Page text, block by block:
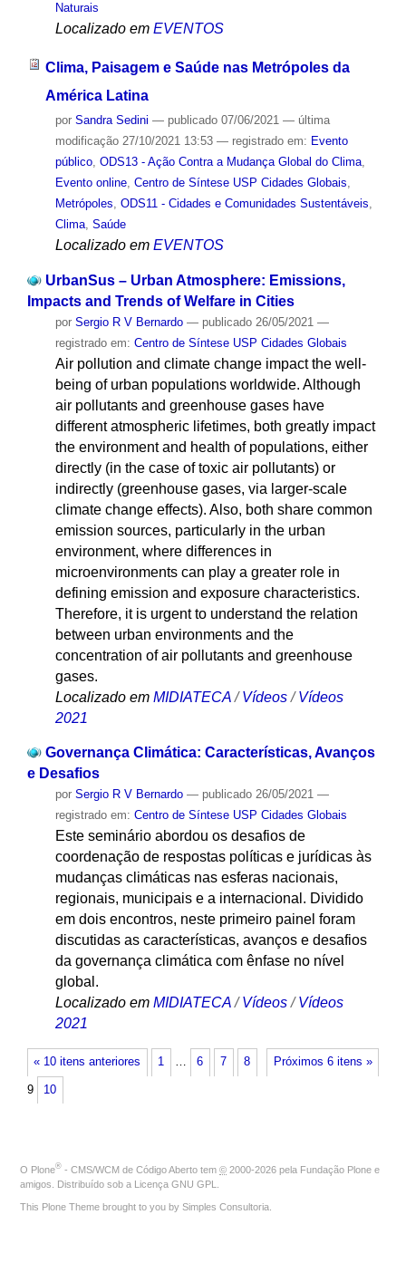
Naturais
Localizado em EVENTOS
Clima, Paisagem e Saúde nas Metrópoles da
América Latina
por Sandra Sedini — publicado07/06/2021 — última
modificação27/10/2021 13:53 — registrado em: Evento
público, ODS13 - Ação Contra a Mudança Global do Clima,
Evento online, Centro de Síntese USP Cidades Globais
Metrópoles ODS11 - Cidades e Comunidades Sustentáveis
Clima, Saúde
Localizado em EVENTOS
UrbanSus – Urban Atmosphere: Emissions,
Impacts and Trends of Welfare in Cities
por Sergio R V Bernardo — publicado26/05/2021 —
registrado em: Centro de Síntese USP Cidades Globais
Air pollution and climate change impact the well-
being of urban populations worldwide. Although
air pollutants and greenhouse gases have
different atmospheric lifetimes, both greatly impact
the environment and health of populations, either
directly (in the case of toxic air pollutants) or
indirectly (greenhouse gases, via larger-scale
climate change effects). Also, both share common
emission sources, particularly in the urban
environment, where differences in
microenvironments can play a greater role in
defining emission and exposure characteristics.
Therefore, it is urgent to understand the relation
between urban environments and the
concentration of air pollutants and greenhouse
gases.
Localizado em MIDIATECA /Vídeos /Vídeos
2021
Governança Climática: Características, Avanços
e Desafios
por Sergio R V Bernardo — publicado26/05/2021 —
registrado em: Centro de Síntese USP Cidades Globais
Este seminário abordou os desafios de
coordenação de respostas políticas e jurídicas às
mudanças climáticas nas esferas nacionais,
regionais, municipais e a internacional. Dividido
em dois encontros, neste primeiro painel foram
discutidas as características, avanços e desafios
da governança climática com ênfase no nível
global.
Localizado em MIDIATECA /Vídeos /Vídeos
2021
« 10 itens anteriores Próximos 6 itens »
1 … 6 7 8
9 10
O Plone® - CMS/WCM de Código Aberto tem © 2000-2026 pela Fundação Plone e
amigos. Distribuído sob a Licença GNU GPL
This Plone Theme brought to you by Simples Consultoria